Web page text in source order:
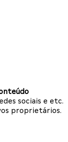
sociais e etc.
proprietários.